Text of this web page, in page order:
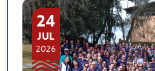
24
JUL
2026